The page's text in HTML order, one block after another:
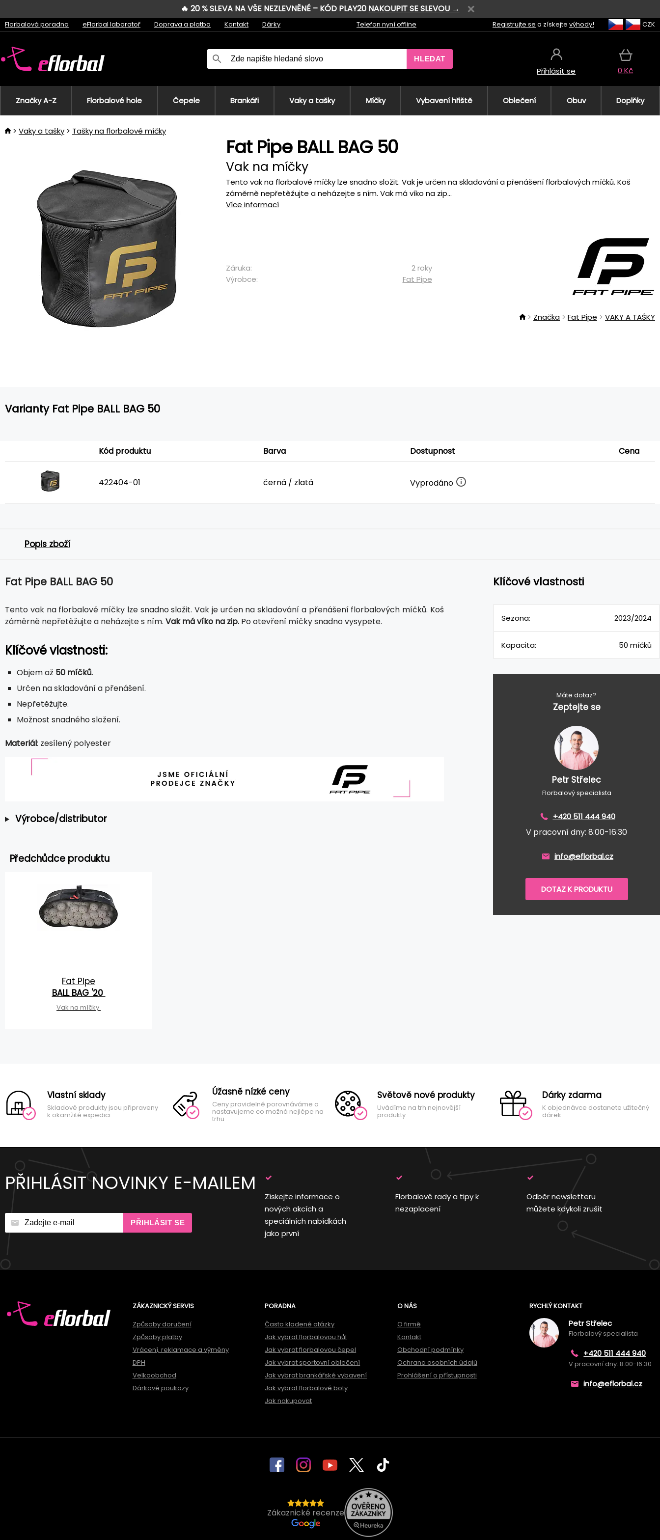
🔥 20 % SLEVA NA VŠE NEZLEVNĚNÉ – KÓD PLAY20 NAKOUPIT SE SLEVOU →
Florbalová poradna eFlorbal laboratoř Doprava a platba Kontakt Dárky Telefon nyní offline Registrujte se a získejte výhody! CZK
HLEDAT
Přihlásit se 0 Kč
Značky A-Z Florbalové hole Čepele Brankáři Vaky a tašky Míčky Vybavení hřiště Oblečení Obuv Doplňky
Vaky a tašky Tašky na florbalové míčky
Fat Pipe BALL BAG 50
Vak na míčky
Tento vak na florbalové míčky lze snadno složit. Vak je určen na skladování a přenášení florbalových míčků. Koš
záměrně nepřetěžujte a neházejte s ním. Vak má víko na zip...
Více informací
Záruka:
2 roky
Výrobce:
Fat Pipe
Značka Fat Pipe VAKY A TAŠKY
Varianty Fat Pipe BALL BAG 50
Kód produktu Barva Dostupnost Cena
422404-01 černá / zlatá Vyprodáno
Popis zboží
Fat Pipe BALL BAG 50
Tento vak na florbalové míčky lze snadno složit. Vak je určen na skladování a přenášení florbalových míčků. Koš
záměrně nepřetěžujte a neházejte s ním. Vak má víko na zip. Po otevření míčky snadno vysypete.
Klíčové vlastnosti:
Objem až 50 míčků.
Určen na skladování a přenášení.
Nepřetěžujte.
Možnost snadného složení.
Materiál: zesílený polyester
Výrobce/distributor
Předchůdce produktu
Fat Pipe
BALL BAG '20
Vak na míčky
Klíčové vlastnosti
Sezona: 2023/2024
Kapacita: 50 míčků
Máte dotaz?
Zeptejte se
Petr Střelec
Florbalový specialista
+420 511 444 940
V pracovní dny: 8:00-16:30
info@eflorbal.cz
DOTAZ K PRODUKTU
Vlastní sklady
Skladové produkty jsou připraveny
k okamžité expedici
Úžasně nízké ceny
Ceny pravidelně porovnáváme a
nastavujeme co možná nejlépe na
trhu
Světově nové produkty
Uvádíme na trh nejnovější
produkty
Dárky zdarma
K objednávce dostanete užitečný
dárek
PŘIHLÁSIT NOVINKY E-MAILEM
PŘIHLÁSIT SE
Získejte informace o
nových akcích a
speciálních nabídkách
jako první
Florbalové rady a tipy k
nezaplacení
Odběr newsletteru
můžete kdykoli zrušit
ZÁKAZNICKÝ SERVIS
Způsoby doručení
Způsoby platby
Vrácení, reklamace a výměny
DPH
Velkoobchod
Dárkové poukazy
PORADNA
Často kladené otázky
Jak vybrat florbalovou hůl
Jak vybrat florbalovou čepel
Jak vybrat sportovní oblečení
Jak vybrat brankářské vybavení
Jak vybrat florbalové boty
Jak nakupovat
O NÁS
O firmě
Kontakt
Obchodní podmínky
Ochrana osobních údajů
Prohlášení o přístupnosti
RYCHLÝ KONTAKT
Petr Střelec
Florbalový specialista
+420 511 444 940
V pracovní dny: 8:00-16:30
info@eflorbal.cz
Zákaznické recenze